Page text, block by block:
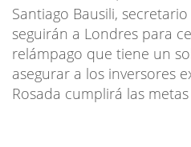
Santiago Bausili,
seguirán a Londres para
relámpago que tiene un
asegurar a los inversores
Rosada cumplirá las